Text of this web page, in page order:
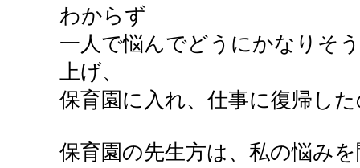
わからず
一人で悩んでどうにかなりそ
上げ、
保育園に入れ、仕事に復帰し
保育園の先生方は、私の悩み